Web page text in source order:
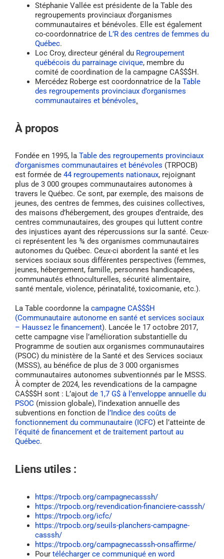
Stéphanie Vallée est présidente de la Table des
regroupements provinciaux d’organismes
communautaires et bénévoles. Elle est également
co-coordonnatrice de L’R des centres de femmes du
Québec.
Loc Croy, directeur général du Regroupement
québécois du parrainage civique, membre du
comité de coordination de la campagne CA$$$H.
Mercédez Roberge est coordonnatrice de la Table
des regroupements provinciaux d’organismes
communautaires et bénévoles.
À propos
Fondée en 1995, la Table des regroupements provinciaux
d’organismes communautaires et bénévoles (TRPOCB)
est formée de 44 regroupements nationaux, rejoignant
plus de 3 000 groupes communautaires autonomes à
travers le Québec. Ce sont, par exemple, des maisons de
jeunes, des centres de femmes, des cuisines collectives,
des maisons d’hébergement, des groupes d’entraide, des
centres communautaires, des groupes qui luttent contre
des injustices ayant des répercussions sur la santé. Ceux-
ci représentent les ¾ des organismes communautaires
autonomes du Québec. Ceux-ci abordent la santé et les
services sociaux sous différentes perspectives (femmes,
jeunes, hébergement, famille, personnes handicapées,
communautés ethnoculturelles, sécurité alimentaire,
santé mentale, violence, périnatalité, toxicomanie, etc.).
La Table coordonne la campagne CA$$$H
(Communautaire autonome en santé et services sociaux
– Haussez le financement). Lancée le 17 octobre 2017,
cette campagne vise l’amélioration substantielle du
Programme de soutien aux organismes communautaires
(PSOC) du ministère de la Santé et des Services sociaux
(MSSS), au bénéfice de plus de 3 000 organismes
communautaires autonomes subventionnés par le MSSS.
À compter de 2024, les revendications de la campagne
CA$$$H sont : L’ajout de 1,7 G$ à l’enveloppe annuelle du
PSOC (mission globale), l’indexation annuelle des
subventions en fonction de l’Indice des coûts de
fonctionnement du communautaire (ICFC) et l’atteinte de
l’équité de financement et de traitement partout au
Québec.
Liens utiles :
https://trpocb.org/campagnecasssh/
https://trpocb.org/revendication-financiere-casssh/
https://trpocb.org/icfc/
https://trpocb.org/seuils-planchers-campagne-
casssh/
https://trpocb.org/campagnecasssh-onsaffirme/
Pour télécharger ce communiqué en word